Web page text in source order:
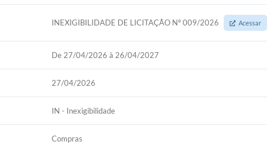
INEXIGIBILIDADE DE LICITAÇÃO Nº 009/2026 Acessar
De 27/04/2026 à 26/04/2027
27/04/2026
IN - Inexigibilidade
Compras